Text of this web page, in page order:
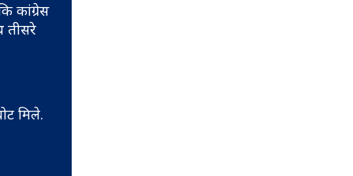
कांग्रेस
तीसरे
मिले.